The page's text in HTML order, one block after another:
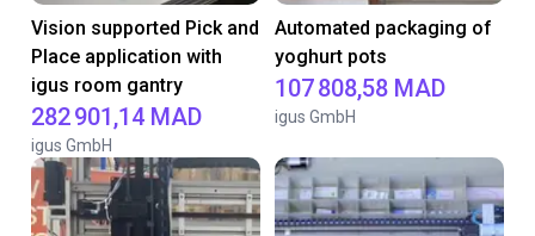
Vision supported Pick and
Place application with
igus room gantry
282 901,14 MAD
igus GmbH
Automated packaging of
yoghurt pots
107 808,58 MAD
igus GmbH